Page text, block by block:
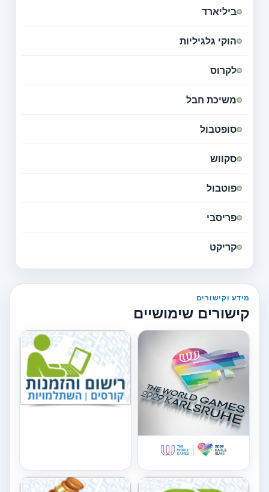
ביליארד
הוקי גלגיליות
לקרוס
משיכת חבל
סופטבול
סקווש
פוטבול
פריסבי
קריקט
מידע וקישורים
קישורים שימושיים